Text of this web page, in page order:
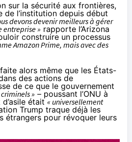
sur la sécurité aux frontières,
de l’institution depuis début
devons devenir meilleurs à gérer
entreprise » rapporte l’Arizona
construire un processus
Amazon Prime, mais avec des
alors même que les États-
des actions de
de ce que le gouvernement
» – poussant l’ONU à
était « universellement
Trump traque déjà les
étrangers pour révoquer leurs